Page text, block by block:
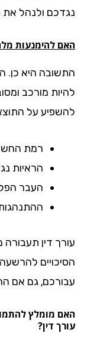
ולנהל את
להימנעות
היא כן.
מורכב ומסובך,
על התוצאה
רמת החשדות
הראיות נגדכם.
העבר הפלילי
ההתנהגות
דין תעבורה
להרשעה
גם אם
מומלץ להתמודד
דין?